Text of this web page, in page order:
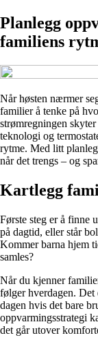
Planlegg
familiens
Når høsten nærmer
familier å tenke på
strømregningen
teknologi og
rytme. Med litt
når det trengs – og
Kartlegg
Første steg er å finne
på dagtid, eller står
Kommer barna hjem
samles?
Når du kjenner
følger hverdagen. Det
dagen hvis det bare
oppvarmingsstrategi
det går utover